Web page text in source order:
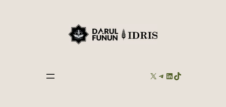
X TELEGRAM
LINKEDIN
TIKTOK